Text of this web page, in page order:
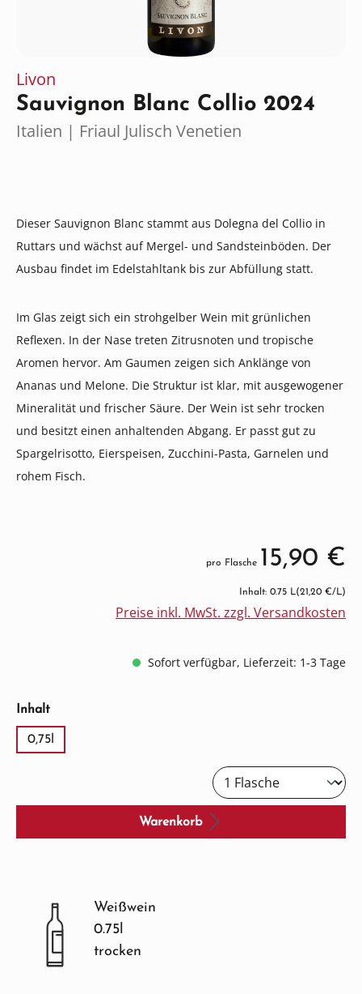
Livon
Sauvignon Blanc Collio 2024
Italien | Friaul Julisch Venetien
Dieser Sauvignon Blanc stammt aus Dolegna del Collio in
Ruttars und wächst auf Mergel- und Sandsteinböden. Der
Ausbau findet im Edelstahltank bis zur Abfüllung statt.
Im Glas zeigt sich ein strohgelber Wein mit grünlichen
Reflexen. In der Nase treten Zitrusnoten und tropische
Aromen hervor. Am Gaumen zeigen sich Anklänge von
Ananas und Melone. Die Struktur ist klar, mit ausgewogener
Mineralität und frischer Säure. Der Wein ist sehr trocken
und besitzt einen anhaltenden Abgang. Er passt gut zu
Spargelrisotto, Eierspeisen, Zucchini-Pasta, Garnelen und
rohem Fisch.
pro Flasche 15,90 €
Inhalt: 0.75 L(21,20 €/L)
Preise inkl. MwSt. zzgl. Versandkosten
Sofort verfügbar, Lieferzeit: 1-3 Tage
Inhaltauswählen
0,75l
Warenkorb
Weißwein
0.75l
trocken